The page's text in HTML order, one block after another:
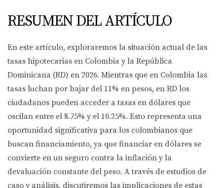
RESUMEN DEL ARTÍCULO
En este artículo, exploraremos la situación actual de las
tasas hipotecarias en Colombia y la República
Dominicana (RD) en 2026. Mientras que en Colombia las
tasas luchan por bajar del 11% en pesos, en RD los
ciudadanos pueden acceder a tasas en dólares que
oscilan entre el 8.75% y el 10.25%. Esto representa una
oportunidad significativa para los colombianos que
buscan financiamiento, ya que financiar en dólares se
convierte en un seguro contra la inflación y la
devaluación constante del peso. A través de estudios de
caso y análisis, discutiremos las implicaciones de estas